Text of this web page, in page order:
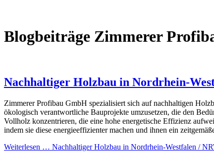
Blogbeiträge Zimmerer
Nachhaltiger Holzbau in Nordrhein-
Zimmerer Profibau GmbH spezialisiert sich auf nachhaltigen
ökologisch verantwortliche Bauprojekte umzusetzen, die den
Vollholz konzentrieren, die eine hohe energetische Effizienz
indem sie diese energieeffizienter machen und ihnen ein
Weiterlesen … Nachhaltiger Holzbau in Nordrhein-Westfalen /